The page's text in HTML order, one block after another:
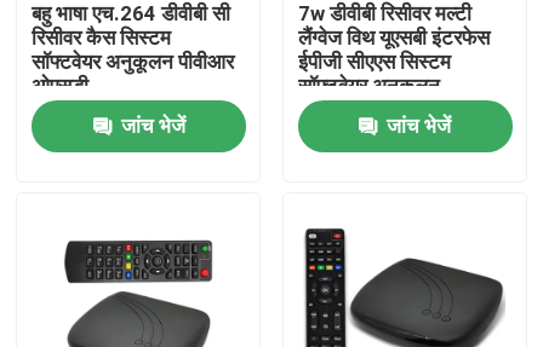
होम
वीआर दिखाएँ
बहु भाषा एच.264 डीवीबी सी
रिसीवर कैस सिस्टम
सॉफ्टवेयर अनुकूलन पीवीआर
ओएसडी
जांच भेजें
7w डीवीबी रिसीवर मल्टी
लैंग्वेज विथ यूएसबी इंटरफेस
ईपीजी सीएएस सिस्टम
सॉफ्टवेयर अनुकूलन
जांच भेजें